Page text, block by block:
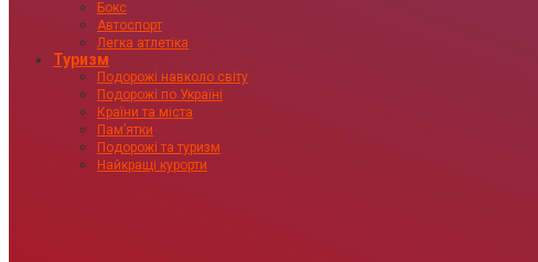
Бокс
Автоспорт
Легка атлетіка
Туризм
Подорожі навколо світу
Подорожі по Україні
Країни та міста
Пам’ятки
Подорожі та туризм
Найкращі курорти